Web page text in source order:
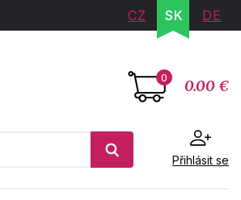
CZ SK DE
0 0.00 €
Přihlásit se